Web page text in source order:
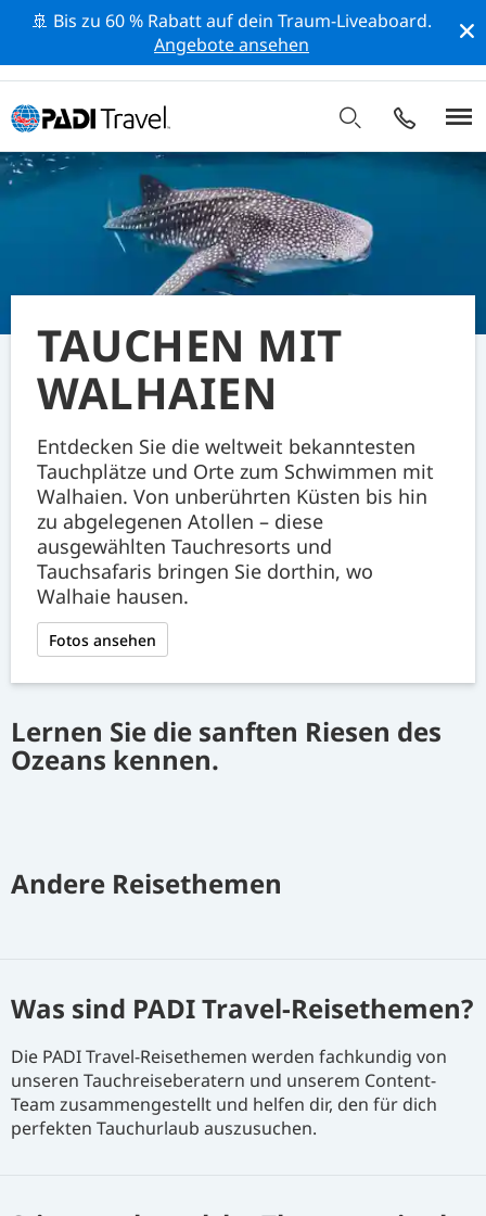
🚢 Bis zu 60 % Rabatt auf dein Traum-Liveaboard.
Angebote ansehen
TAUCHEN MIT
WALHAIEN
Entdecken Sie die weltweit bekanntesten
Tauchplätze und Orte zum Schwimmen mit
Walhaien. Von unberührten Küsten bis hin
zu abgelegenen Atollen – diese
ausgewählten Tauchresorts und
Tauchsafaris bringen Sie dorthin, wo
Walhaie hausen.
Fotos ansehen
Lernen Sie die sanften Riesen des
Ozeans kennen.
Andere Reisethemen
Was sind PADI Travel-Reisethemen?
Die PADI Travel-Reisethemen werden fachkundig von
unseren Tauchreiseberatern und unserem Content-
Team zusammengestellt und helfen dir, den für dich
perfekten Tauchurlaub auszusuchen.